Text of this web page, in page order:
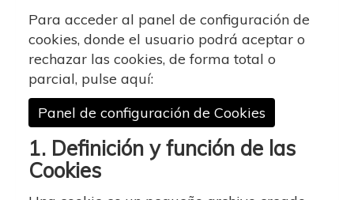
Para acceder al panel de configuración de
cookies, donde el usuario podrá aceptar o
rechazar las cookies, de forma total o
parcial, pulse aquí:
Panel de configuración de Cookies
1. Definición y función de las
Cookies